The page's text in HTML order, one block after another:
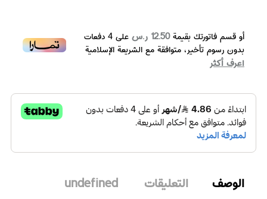
أو قسم فاتورتك بقيمة12.50 ر.س على4دفعات
بدون رسوم تأخير، متوافقة مع الشريعة الإسلامية
اعرف أكثر
الوصف التعليقات undefined